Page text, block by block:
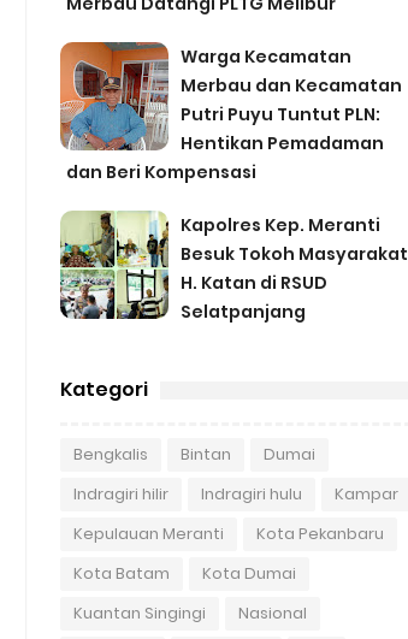
Warga Kecamatan
Merbau dan Kecamatan
Putri Puyu Tuntut PLN:
Hentikan Pemadaman
dan Beri Kompensasi
Kapolres Kep. Meranti
Besuk Tokoh Masyarakat
H. Katan di RSUD
Selatpanjang
Kategori
Bengkalis Bintan
Dumai
Indragiri hilir
Indragiri hulu
Kampar
Kepulauan Meranti
Kota Pekanbaru
Kota Batam
Kota Dumai
Kuantan Singingi
Nasional